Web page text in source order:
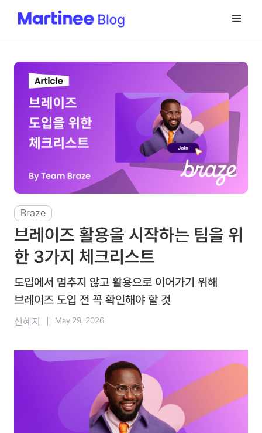
Braze
브레이즈 활용을 시작하는 팀을 위
한 3가지 체크리스트
도입에서 멈추지 않고 활용으로 이어가기 위해
브레이즈 도입 전 꼭 확인해야 할 것
신혜지 May 29, 2026